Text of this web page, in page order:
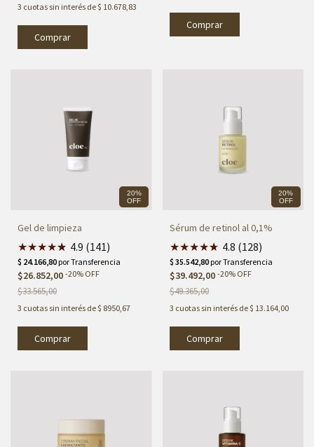
3 cuotas sin interés de$ 10.678,83
20%
OFF
Gel de limpieza
★★★★★
★ 4.9 (141)
$26.852,00 -20% OFF
$33.565,00
3 cuotas sin interés de$ 8950,67
20%
OFF
Sérum de retinol al 0,1%
★★★★★
★ 4.8 (128)
$39.492,00 -20% OFF
$49.365,00
3 cuotas sin interés de$ 13.164,00